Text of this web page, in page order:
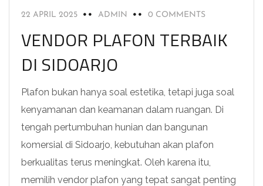
22 APRIL 2025 ADMIN 0 COMMENTS
VENDOR PLAFON TERBAIK
DI SIDOARJO
Plafon bukan hanya soal estetika, tetapi juga soal
kenyamanan dan keamanan dalam ruangan. Di
tengah pertumbuhan hunian dan bangunan
komersial di Sidoarjo, kebutuhan akan plafon
berkualitas terus meningkat. Oleh karena itu,
memilih vendor plafon yang tepat sangat penting